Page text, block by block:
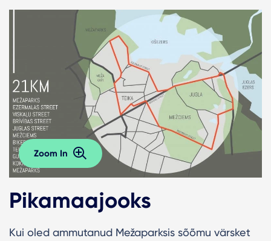
Zoom In
Pikamaajooks
Kui oled ammutanud Mežaparksis sõõmu värsket